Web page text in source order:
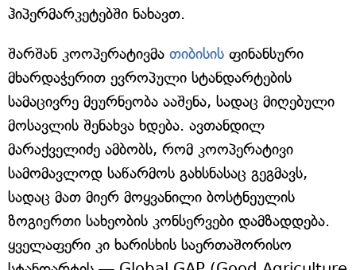
ჰიპერმარკეტებში ნახავთ.
შარშან კოოპერატივმა თიბისის ფინანსური
მხარდაჭერით ევროპული სტანდარტების
სამაცივრე მეურნეობა ააშენა, სადაც მიღებული
მოსავლის შენახვა ხდება. ავთანდილ
მარაქველიძე ამბობს, რომ კოოპერატივი
სამომავლოდ საწარმოს გახსნასაც გეგმავს,
სადაც მათ მიერ მოყვანილი ბოსტნეულის
ზოგიერთი სახეობის კონსერვები დამზადდება.
ყველაფერი კი ხარისხის საერთაშორისო